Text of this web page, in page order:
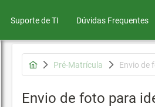
Suporte de TI Dúvidas Frequentes
Pré-Matrícula Envio de
Envio de foto para